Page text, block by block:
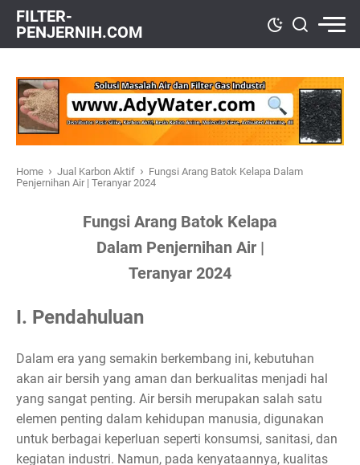
FILTER-
PENJERNIH.COM
Home › Jual Karbon Aktif › Fungsi Arang Batok Kelapa Dalam
Penjernihan Air | Teranyar 2024
Fungsi Arang Batok Kelapa
Dalam Penjernihan Air |
Teranyar 2024
I. Pendahuluan
Dalam era yang semakin berkembang ini, kebutuhan
akan air bersih yang aman dan berkualitas menjadi hal
yang sangat penting. Air bersih merupakan salah satu
elemen penting dalam kehidupan manusia, digunakan
untuk berbagai keperluan seperti konsumsi, sanitasi, dan
kegiatan industri. Namun, pada kenyataannya, kualitas